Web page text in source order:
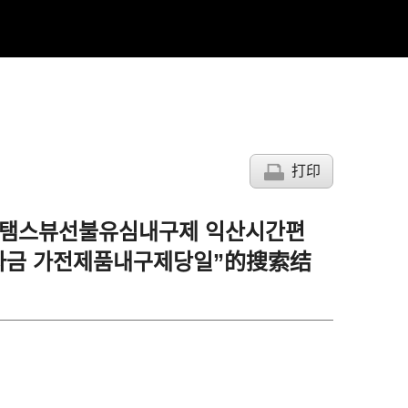
打印
스뷰선불유심내구제 익산시간편
가전제품내구제당일”的搜索结